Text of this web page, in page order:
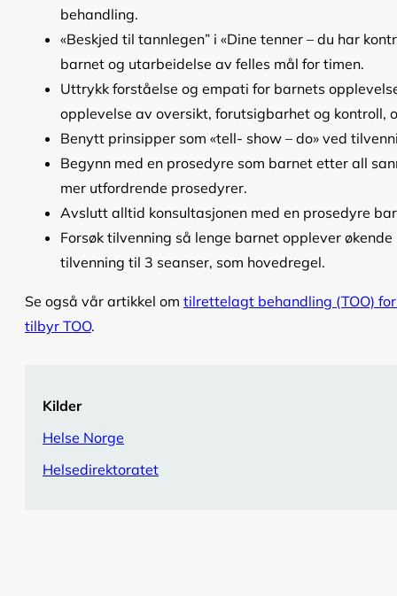
behandling.
«Beskjed til tannlegen” i «Dine tenner – du har
barnet og utarbeidelse av felles mål for timen.
Uttrykk forståelse og empati for barnets
opplevelse av oversikt, forutsigbarhet og kontroll,
Benytt prinsipper som «tell- show – do» ved
Begynn med en prosedyre som barnet etter all
mer utfordrende prosedyrer.
Avslutt alltid konsultasjonen med en prosedyre
Forsøk tilvenning så lenge barnet opplever
tilvenning til 3 seanser, som hovedregel.
Se også vår artikkel om tilrettelagt behandling (TOO)
tilbyr TOO.
Kilder
Helse Norge
Helsedirektoratet